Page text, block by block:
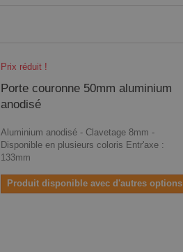
Prix réduit !
Porte couronne 50mm aluminium
anodisé
Aluminium anodisé - Clavetage 8mm -
Disponible en plusieurs coloris Entr'axe :
133mm
Produit disponible avec d'autres options